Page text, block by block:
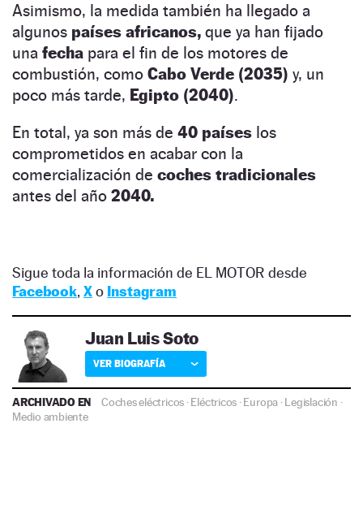
Asimismo, la medida también ha llegado a
algunos países africanos, que ya han fijado
una fecha para el fin de los motores de
combustión, como Cabo Verde (2035) y, un
poco más tarde, Egipto (2040).
En total, ya son más de 40 países los
comprometidos en acabar con la
comercialización de coches tradicionales
antes del año 2040.
Sigue toda la información de EL MOTOR desde
Facebook, Xo Instagram
Juan Luis Soto
VER BIOGRAFÍA
ARCHIVADO EN Coches eléctricos ·Eléctricos ·Europa ·Legislación ·
Medio ambiente